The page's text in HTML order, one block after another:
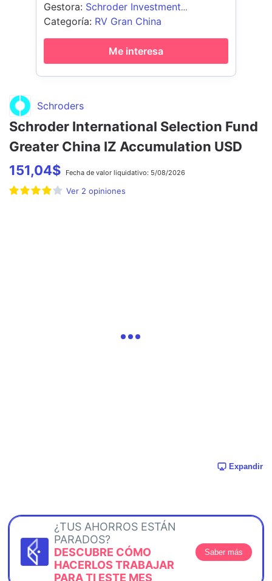
Schroders
Schroder International Selection Fund
Greater China IZ Accumulation USD
151,04$ Fecha de valor liquidativo: 5/08/2026
Ver 2 opiniones
Expandir
¿TUS AHORROS ESTÁN
PARADOS?
DESCUBRE CÓMO
HACERLOS TRABAJAR
PARA TI ESTE MES
Saber más
Gestora: Schroder Investment
Management (Europe) S.A.
Categoría: RV Gran China
Me interesa